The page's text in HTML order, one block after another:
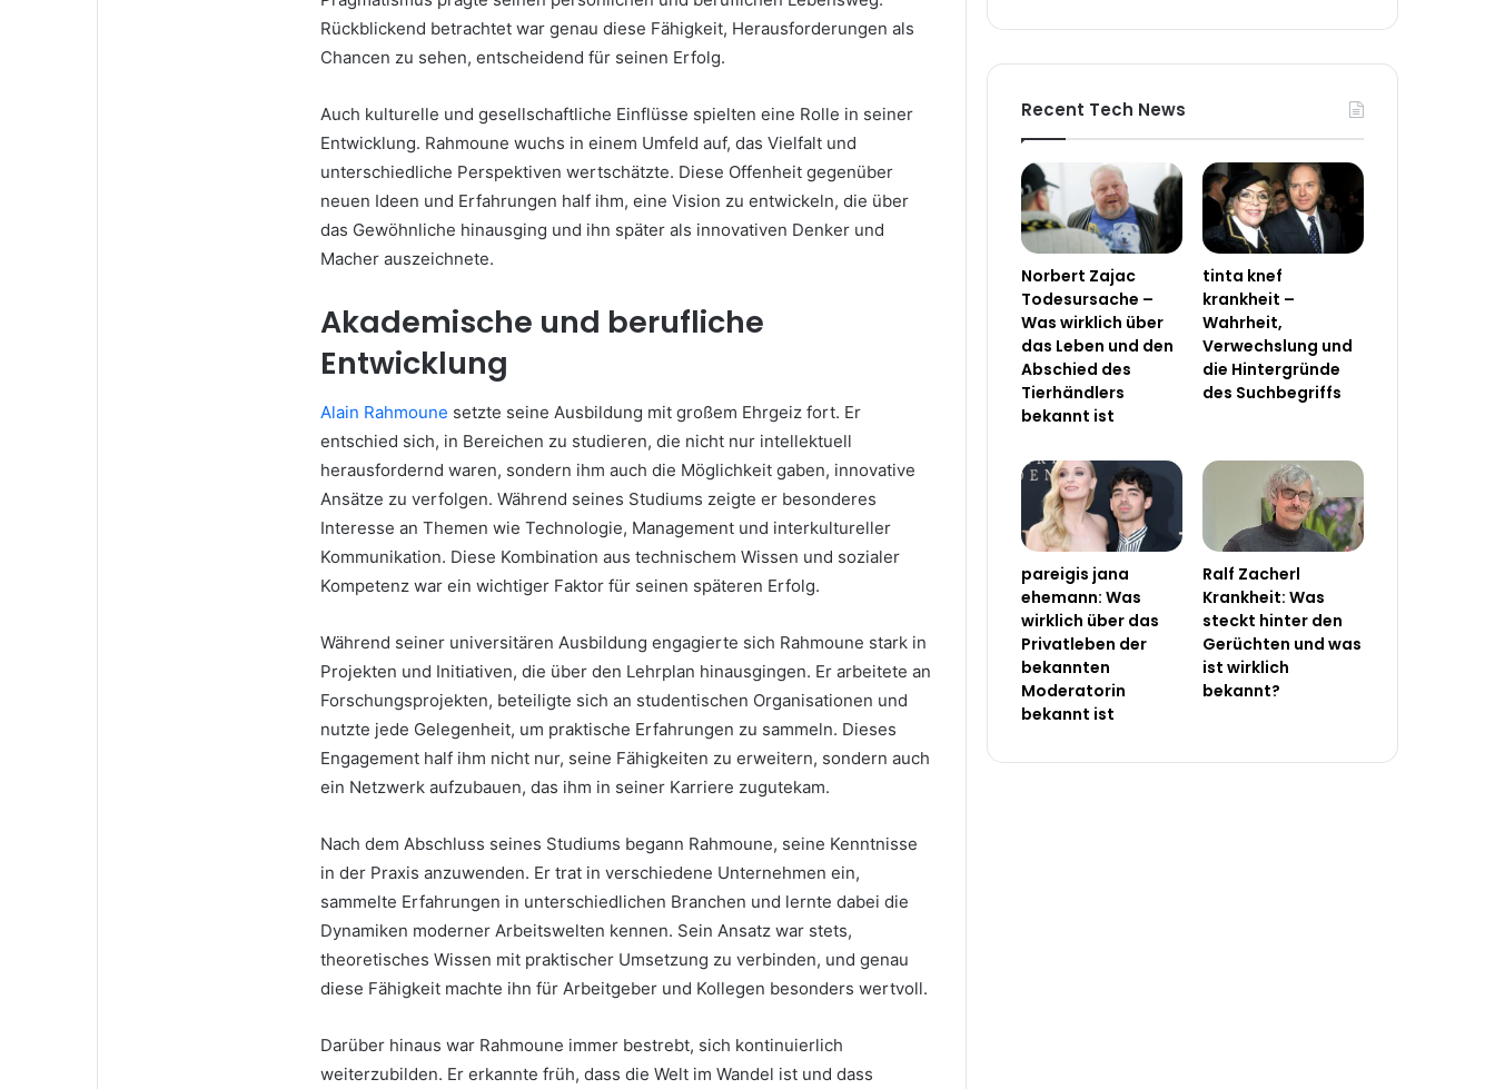
Rückblickend betrachtet war genau diese Fähigkeit, Herausforderungen als
Chancen zu sehen, entscheidend für seinen Erfolg.
Auch kulturelle und gesellschaftliche Einflüsse spielten eine Rolle in seiner
Entwicklung. Rahmoune wuchs in einem Umfeld auf, das Vielfalt und
unterschiedliche Perspektiven wertschätzte. Diese Offenheit gegenüber
neuen Ideen und Erfahrungen half ihm, eine Vision zu entwickeln, die über
das Gewöhnliche hinausging und ihn später als innovativen Denker und
Macher auszeichnete.
Akademische und berufliche
Entwicklung
Alain Rahmoune setzte seine Ausbildung mit großem Ehrgeiz fort. Er
entschied sich, in Bereichen zu studieren, die nicht nur intellektuell
herausfordernd waren, sondern ihm auch die Möglichkeit gaben, innovative
Ansätze zu verfolgen. Während seines Studiums zeigte er besonderes
Interesse an Themen wie Technologie, Management und interkultureller
Kommunikation. Diese Kombination aus technischem Wissen und sozialer
Kompetenz war ein wichtiger Faktor für seinen späteren Erfolg.
Während seiner universitären Ausbildung engagierte sich Rahmoune stark in
Projekten und Initiativen, die über den Lehrplan hinausgingen. Er arbeitete an
Forschungsprojekten, beteiligte sich an studentischen Organisationen und
nutzte jede Gelegenheit, um praktische Erfahrungen zu sammeln. Dieses
Engagement half ihm nicht nur, seine Fähigkeiten zu erweitern, sondern auch
ein Netzwerk aufzubauen, das ihm in seiner Karriere zugutekam.
Nach dem Abschluss seines Studiums begann Rahmoune, seine Kenntnisse
in der Praxis anzuwenden. Er trat in verschiedene Unternehmen ein,
sammelte Erfahrungen in unterschiedlichen Branchen und lernte dabei die
Dynamiken moderner Arbeitswelten kennen. Sein Ansatz war stets,
theoretisches Wissen mit praktischer Umsetzung zu verbinden, und genau
diese Fähigkeit machte ihn für Arbeitgeber und Kollegen besonders wertvoll.
Darüber hinaus war Rahmoune immer bestrebt, sich kontinuierlich
weiterzubilden. Er erkannte früh, dass die Welt im Wandel ist und dass
Recent Tech News
Norbert Zajac
Todesursache –
Was wirklich über
das Leben und den
Abschied des
Tierhändlers
bekannt ist
tinta knef
krankheit –
Wahrheit,
Verwechslung und
die Hintergründe
des Suchbegriffs
pareigis jana
ehemann: Was
wirklich über das
Privatleben der
bekannten
Moderatorin
bekannt ist
Ralf Zacherl
Krankheit: Was
steckt hinter den
Gerüchten und was
ist wirklich
bekannt?